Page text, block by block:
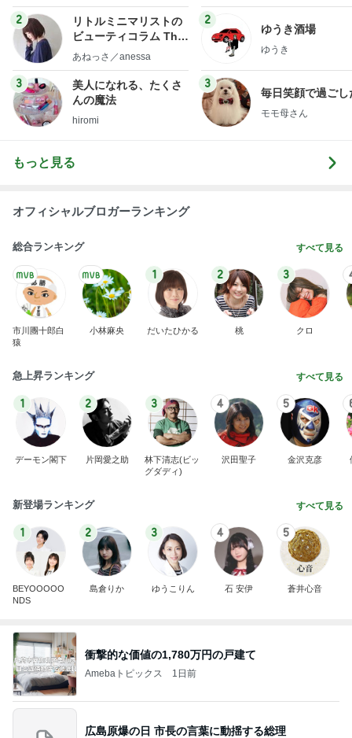
2
リトルミニマリストの
ビューティコラム The
little minimalist's bea
あねっさ／anessa
3
美人になれる、たくさ
んの魔法
hiromi
2
ゆうき酒場
ゆうき
3
毎日笑顔で過ごし
モモ母さん
もっと見る
オフィシャルブロガーランキング
総合ランキング すべて見る
市川團十郎白
猿
小林麻央
1
だいたひかる
2
桃
3
クロ
急上昇ランキング すべて見る
1
デーモン閣下
2
片岡愛之助
3
林下清志(ビッ
グダディ)
4
沢田聖子
5
金沢克彦
新登場ランキング すべて見る
1
BEYOOOOO
NDS
2
島倉りか
3
ゆうこりん
4
石 安伊
5
蒼井心音
衝撃的な価値の1,780万円の戸建て
Amebaトピックス 1日前
広島原爆の日 市長の言葉に動揺する総理